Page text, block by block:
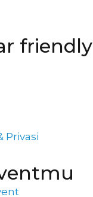
friendly
Privasi